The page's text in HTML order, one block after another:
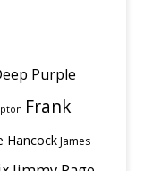
Purple
Frank
HancockJames